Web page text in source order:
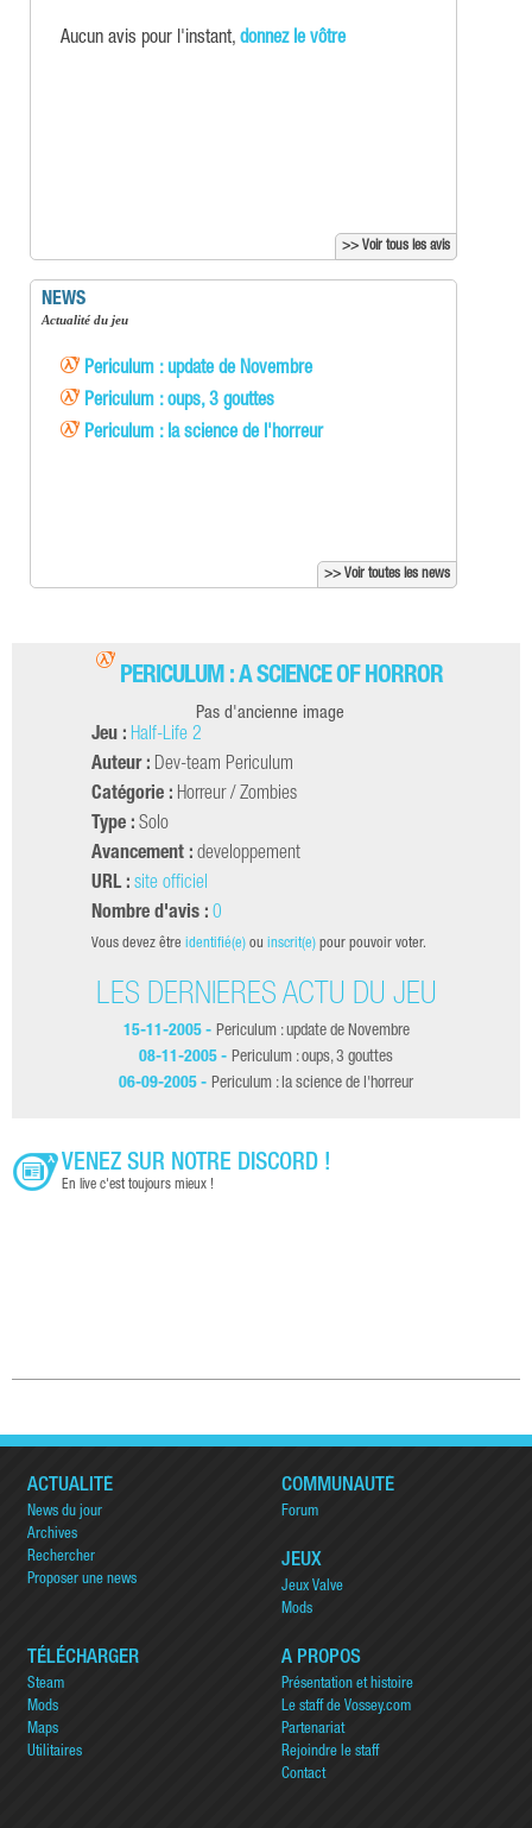
Aucun avis pour l'instant, donnez le vôtre
>> Voir tous les avis
NEWS
Actualité du jeu
Periculum : update de Novembre
Periculum : oups, 3 gouttes
Periculum : la science de l'horreur
>> Voir toutes les news
PERICULUM : A SCIENCE OF HORROR
Pas d'ancienne image
Jeu : Half-Life 2
Auteur : Dev-team Periculum
Catégorie : Horreur / Zombies
Type : Solo
Avancement : developpement
URL : site officiel
Nombre d'avis : 0
Vous devez être identifié(e) ou inscrit(e) pour pouvoir voter.
LES DERNIÈRES ACTU DU JEU
15-11-2005 - Periculum : update de Novembre
08-11-2005 - Periculum : oups, 3 gouttes
06-09-2005 - Periculum : la science de l'horreur
VENEZ SUR NOTRE DISCORD !
En live c'est toujours mieux !
ACTUALITÉ
News du jour
Archives
Rechercher
Proposer une news
COMMUNAUTÉ
Forum
JEUX
Jeux Valve
Mods
TÉLÉCHARGER
Steam
Mods
Maps
Utilitaires
A PROPOS
Présentation et histoire
Le staff de Vossey.com
Partenariat
Rejoindre le staff
Contact